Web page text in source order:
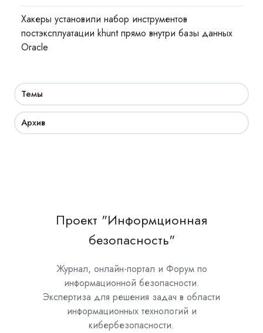
Хакеры установили набор инструментов
постэксплуатации khunt прямо внутри базы данных
Oracle
Темы
Архив
Проект "Информционная
безопасность"
Журнал, онлайн-портал и Форум по
информационной безопасности.
Экспертиза для решения задач в области
информационных технологий и
кибербезопасности.